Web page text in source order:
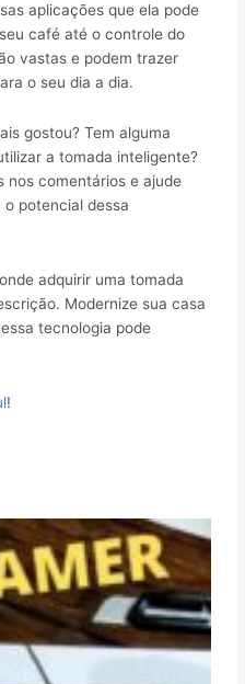
aplicações que ela pode
café até o controle do
vastas e podem trazer
o seu dia a dia.
gostou? Tem alguma
a tomada inteligente?
nos comentários e ajude
potencial dessa
adquirir uma tomada
Modernize sua casa
tecnologia pode
!